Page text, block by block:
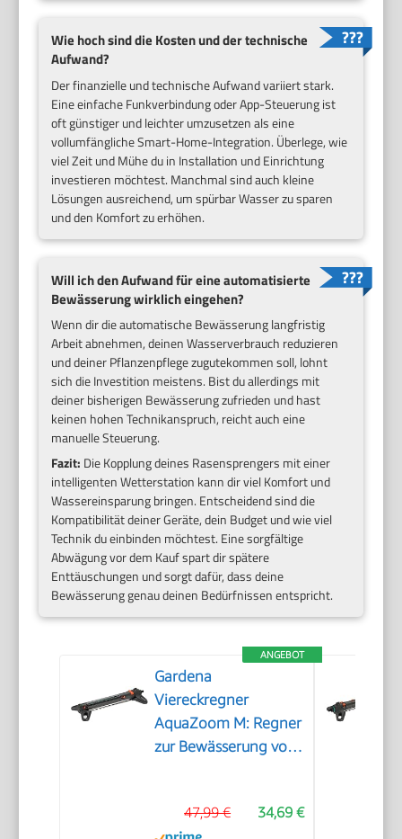
Wie hoch sind die Kosten und der technische
Aufwand?
Der finanzielle und technische Aufwand variiert stark.
Eine einfache Funkverbindung oder App-Steuerung ist
oft günstiger und leichter umzusetzen als eine
vollumfängliche Smart-Home-Integration. Überlege, wie
viel Zeit und Mühe du in Installation und Einrichtung
investieren möchtest. Manchmal sind auch kleine
Lösungen ausreichend, um spürbar Wasser zu sparen
und den Komfort zu erhöhen.
Will ich den Aufwand für eine automatisierte
Bewässerung wirklich eingehen?
Wenn dir die automatische Bewässerung langfristig
Arbeit abnehmen, deinen Wasserverbrauch reduzieren
und deiner Pflanzenpflege zugutekommen soll, lohnt
sich die Investition meistens. Bist du allerdings mit
deiner bisherigen Bewässerung zufrieden und hast
keinen hohen Technikanspruch, reicht auch eine
manuelle Steuerung.
Fazit: Die Kopplung deines Rasensprengers mit einer
intelligenten Wetterstation kann dir viel Komfort und
Wassereinsparung bringen. Entscheidend sind die
Kompatibilität deiner Geräte, dein Budget und wie viel
Technik du einbinden möchtest. Eine sorgfältige
Abwägung vor dem Kauf spart dir spätere
Enttäuschungen und sorgt dafür, dass deine
Bewässerung genau deinen Bedürfnissen entspricht.
ANGEBOT
Gardena
Viereckregner
AquaZoom M: Regner
zur Bewässerung von
m, Sprengweite 3-14
34,69 €
47,99 €